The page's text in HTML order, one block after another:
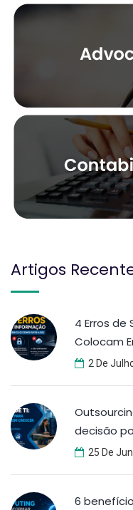
Artigos
4 Erros
Colocam
2 De
decisão
25 De
6